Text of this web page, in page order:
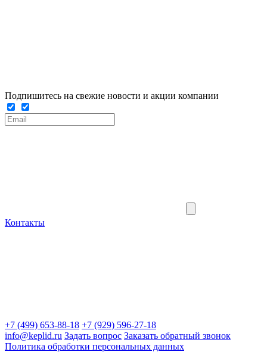
Подпишитесь на свежие новости и акции компании
Контакты
+7 (499) 653-88-18 +7 (929) 596-27-18
info@keplid.ru Задать вопрос Заказать обратный звонок
Политика обработки персональных данных